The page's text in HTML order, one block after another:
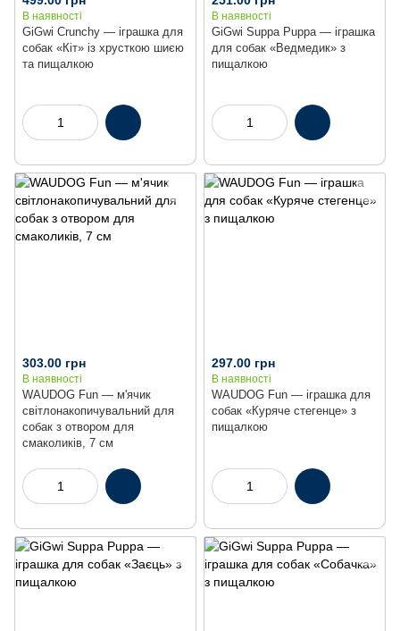
GiGwi Crunchy — іграшка для
собак «Кіт» із хрусткою шиєю
та пищалкою
В наявності
GiGwi Suppa Puppa — іграшка
для собак «Ведмедик» з
пищалкою
В наявності
WAUDOG Fun — м'ячик
світлонакопичувальний для
собак з отвором для
смаколиків, 7 см
303.00 грн
В наявності
WAUDOG Fun — іграшка для
собак «Куряче стегенце» з
пищалкою
297.00 грн
В наявності